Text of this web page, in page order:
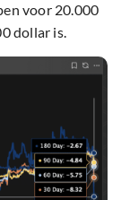
voor 20.000
dollar is.